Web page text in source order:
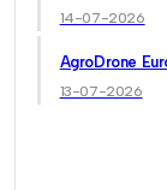
14-07-2026
AgroDrone
13-07-2026